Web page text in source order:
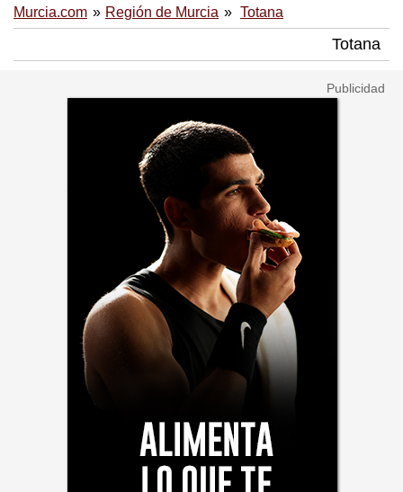
Murcia.com Región de Murcia Totana
Totana